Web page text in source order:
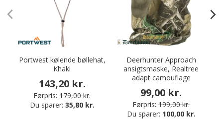
Portwest kølende bøllehat,
Khaki
143,20 kr.
Førpris: 179,00 kr.
Du sparer: 35,80 kr.
Deerhunter Approach
ansigtsmaske, Realtree
adapt camouflage
99,00 kr.
Førpris: 199,00 kr.
Du sparer: 100,00 kr.